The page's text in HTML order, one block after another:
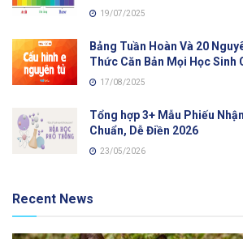
19/07/2025
Bảng Tuần Hoàn Và 20
Thức Căn Bản Mọi Học Sinh
17/08/2025
Tổng hợp 3+ Mẫu Phiếu
Chuẩn, Dễ Điền 2026
23/05/2026
Recent News